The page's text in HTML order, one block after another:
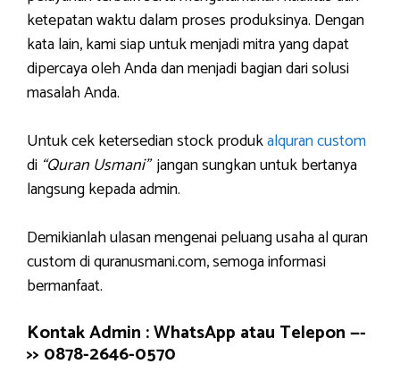
ketepatan waktu dalam proses produksinya. Dengan
kata lain, kami siap untuk menjadi mitra yang dapat
dipercaya oleh Anda dan menjadi bagian dari solusi
masalah Anda.
Untuk cek ketersedian stock produkalquran custom
di “Quran Usmani”jangan sungkan untuk bertanya
langsung kepada admin.
Demikianlah ulasan mengenai peluang usaha al quran
custom di quranusmani.com, semoga informasi
bermanfaat.
Kontak Admin : WhatsApp atau Telepon —-
>> 0878-2646-0570